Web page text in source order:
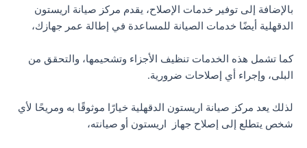
بالإضافة إلى توفير خدمات الإصلاح، يقدم مركز صيانة اريستون
الدقهلية أيضًا خدمات الصيانة للمساعدة في إطالة عمر جهازك،
كما تشمل هذه الخدمات تنظيف الأجزاء وتشحيمها، والتحقق من
البلى، وإجراء أي إصلاحات ضرورية.
لذلك يعد مركز صيانة اريستون الدقهلية خيارًا موثوقًا به ومريحًا لأي
شخص يتطلع إلى إصلاح جهاز اريستون أو صيانته،